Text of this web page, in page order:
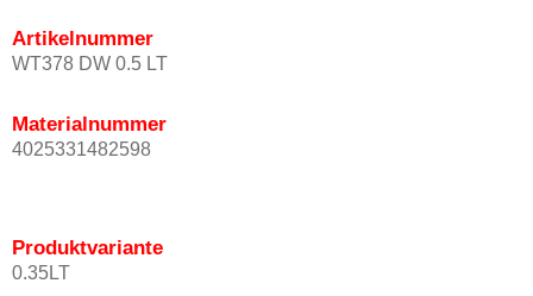
Artikelnummer
WT378 DW 0.5 LT
Materialnummer
4025331482598
Produktvariante
0.35LT